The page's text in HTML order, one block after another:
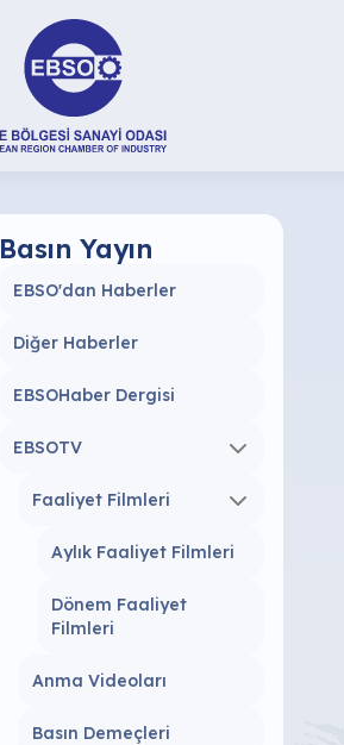
Basın Yayın
EBSO'dan Haberler
Diğer Haberler
EBSOHaber Dergisi
EBSOTV
Faaliyet Filmleri
Aylık Faaliyet Filmleri
Dönem Faaliyet
Filmleri
Anma Videoları
Basın Demeçleri